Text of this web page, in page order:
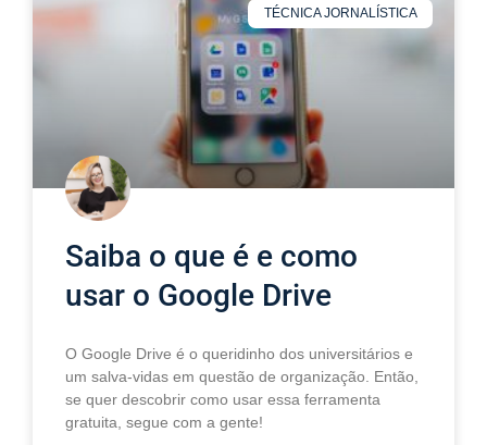
TÉCNICA JORNALÍSTICA
Saiba o que é e como
usar o Google Drive
O Google Drive é o queridinho dos universitários e
um salva-vidas em questão de organização. Então,
se quer descobrir como usar essa ferramenta
gratuita, segue com a gente!